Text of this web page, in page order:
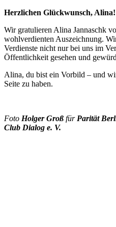
Herzlichen Glückwunsch, Alina!
Wir gratulieren Alina Jannaschk
wohlverdienten Auszeichnung.
Verdienste nicht nur bei uns im
Öffentlichkeit gesehen und
Alina, du bist ein Vorbild – und
Seite zu haben.
Foto Holger Groß für Parität
Club Dialog e. V.